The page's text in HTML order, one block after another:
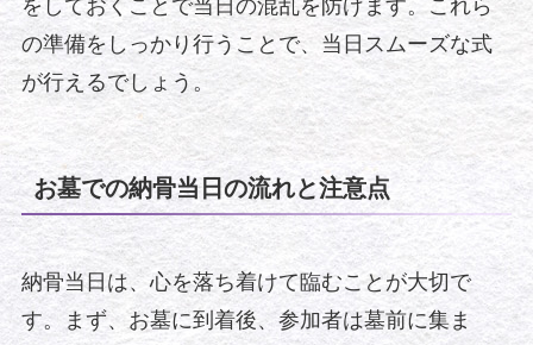
をしておくことで当日の混乱を防げます。これら
の準備をしっかり行うことで、当日スムーズな式
が行えるでしょう。
お墓での納骨当日の流れと注意点
納骨当日は、心を落ち着けて臨むことが大切で
す。まず、お墓に到着後、参加者は墓前に集ま